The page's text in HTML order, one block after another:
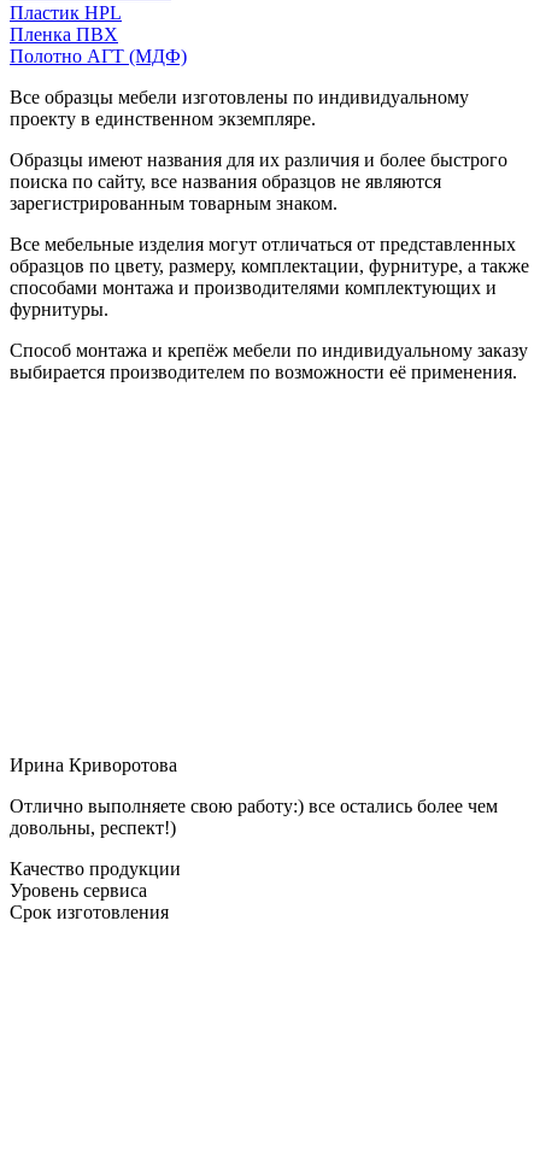
Пластик HPL
Пленка ПВХ
Полотно АГТ (МДФ)
Все образцы мебели изготовлены по индивидуальному
проекту в единственном экземпляре.
Образцы имеют названия для их различия и более быстрого
поиска по сайту, все названия образцов не являются
зарегистрированным товарным знаком.
Все мебельные изделия могут отличаться от представленных
образцов по цвету, размеру, комплектации, фурнитуре, а также
способами монтажа и производителями комплектующих и
фурнитуры.
Способ монтажа и крепёж мебели по индивидуальному заказу
выбирается производителем по возможности её применения.
Ирина Криворотова
Отлично выполняете свою работу:) все остались более чем
довольны, респект!)
Качество продукции
Уровень сервиса
Срок изготовления